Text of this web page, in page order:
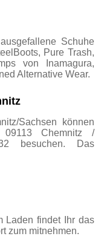
Schuhe
Pure Trash,
von Inamagura,
Alternative Wear.
Sachsen können
Chemnitz /
besuchen. Das
Laden findet Ihr das
zum mitnehmen.